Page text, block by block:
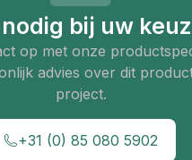
bij uw
op met onze
advies over dit
project.
+31 (0) 85 080 5902